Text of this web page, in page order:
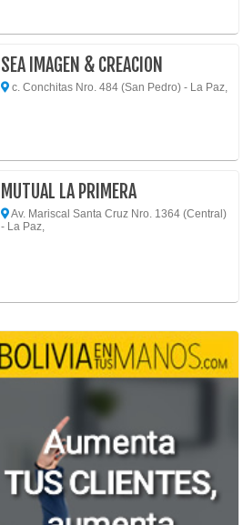
SEA IMAGEN & CREACION
c. Conchitas Nro. 484 (San Pedro) - La Paz,
MUTUAL LA PRIMERA
Av. Mariscal Santa Cruz Nro. 1364 (Central)
- La Paz,